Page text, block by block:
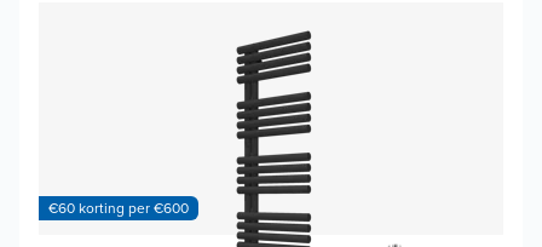
€60 korting per €600